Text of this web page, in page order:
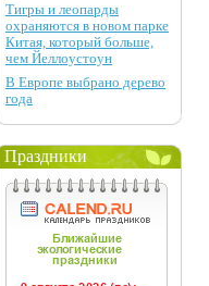
Тигры и леопарды
охраняются в новом парке
Китая, который больше,
чем Йеллоустоун
В Европе выбрано дерево
года
Праздники